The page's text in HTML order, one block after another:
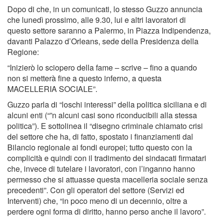
Dopo di che, in un comunicati, lo stesso Guzzo annuncia
che lunedì prossimo, alle 9.30, lui e altri lavoratori di
questo settore saranno a Palermo, in Piazza Indipendenza,
davanti Palazzo d’Orleans, sede della Presidenza della
Regione:
“Inizierò lo sciopero della fame – scrive – fino a quando
non si metterà fine a questo inferno, a questa
MACELLERIA SOCIALE”.
Guzzo parla di “loschi interessi” della politica siciliana e di
alcuni enti (“”n alcuni casi sono riconducibili alla stessa
politica”). E sottolinea il “disegno criminale chiamato crisi
del settore che ha, di fatto, spostato i finanziamenti dal
Bilancio regionale ai fondi europei; tutto questo con la
complicità e quindi con il tradimento dei sindacati firmatari
che, invece di tutelare i lavoratori, con l’inganno hanno
permesso che si attuasse questa macelleria sociale senza
precedenti”. Con gli operatori del settore (Servizi ed
Interventi) che, “in poco meno di un decennio, oltre a
perdere ogni forma di diritto, hanno perso anche il lavoro”.